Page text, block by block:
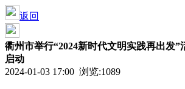
返回
衢州市举行“2024新时代文明实践再出发”
启动
2024-01-03 17:00 浏览:1089